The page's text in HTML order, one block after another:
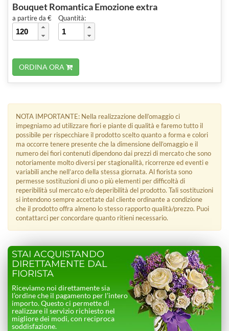
Bouquet Romantica Emozione extra
a partire da € Quantità:
ORDINA ORA
NOTA IMPORTANTE: Nella realizzazione dell’omaggio ci
impegniamo ad utilizzare fiori e piante di qualità e faremo tutto il
possibile per rispecchiare il prodotto scelto quanto a forma e colori
ma occorre tenere presente che la dimensione dell’omaggio e il
numero dei fiori contenuti dipendono dai prezzi di mercato che sono
notoriamente molto diversi per stagionalità, ricorrenze ed eventi e
variabili anche nell’arco della stessa giornata. Al fiorista sono
permesse sostituzioni di uno o più elementi per difficoltà di
reperibilità sul mercato e/o deperibilità del prodotto. Tali sostituzioni
si intendono sempre accettate dal cliente ordinante a condizione
che il prodotto offra almeno lo stesso rapporto qualità/prezzo. Puoi
contattarci per concordare quanto ritieni necessario.
STAI ACQUISTANDO
DIRETTAMENTE DAL
FIORISTA
Riceviamo noi direttamente sia
l’ordine che il pagamento per l’intero
importo. Questo ci permette di
realizzare il servizio richiesto nel
migliore dei modi, con reciproca
soddisfazione.